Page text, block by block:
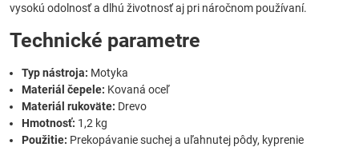
vysokú odolnosť a dlhú životnosť aj pri náročnom používaní.
Technické parametre
Typ nástroja: Motyka
Materiál čepele: Kovaná oceľ
Materiál rukoväte: Drevo
Hmotnosť: 1,2 kg
Použitie: Prekopávanie suchej a uľahnutej pôdy, kyprenie